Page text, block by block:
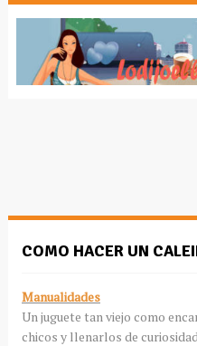
COMO HACER UN
Manualidades
Un juguete tan viejo como
chicos y llenarlos de